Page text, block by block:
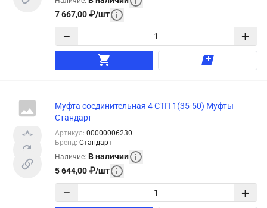
7 667,00 ₽/шт
− +
Муфта соединительная 4 СТП 1(35-50) Муфты
Стандарт
Артикул: 00000006230
Бренд: Стандарт
Наличие: В наличии
5 644,00 ₽/шт
− +